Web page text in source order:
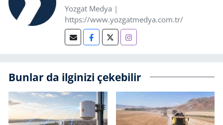
Yozgat Medya |
https://www.yozgatmedya.com.tr/
Bunlar da ilginizi çekebilir